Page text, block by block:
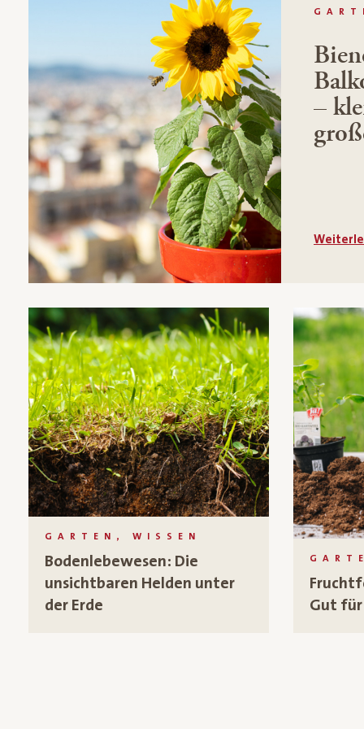
–
GARTEN, WISSEN
Bodenlebewesen: Die
unsichtbaren Helden unter
der Erde
Gut für